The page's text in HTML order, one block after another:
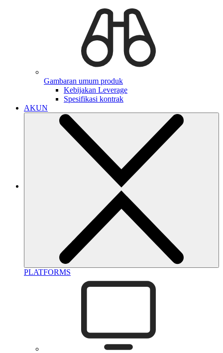
Gambaran umum produk
Kebijakan Leverage
Spesifikasi kontrak
AKUN
PLATFORMS